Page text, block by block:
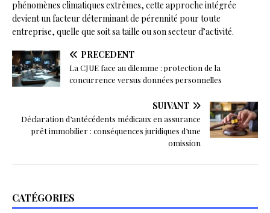
phénomènes climatiques extrêmes, cette approche intégrée
devient un facteur déterminant de pérennité pour toute
entreprise, quelle que soit sa taille ou son secteur d’activité.
PRÉCÉDENT
La CJUE face au dilemme : protection de la
concurrence versus données personnelles
SUIVANT
Déclaration d’antécédents médicaux en assurance
prêt immobilier : conséquences juridiques d’une
omission
CATÉGORIES